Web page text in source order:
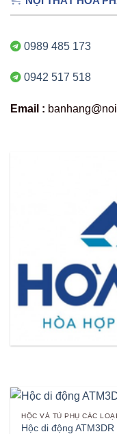
0989 485 173
0942 517 518
Email :
HỘC VÀ TỦ PHỤ CÁC LOẠI
Hộc di động ATM3DR